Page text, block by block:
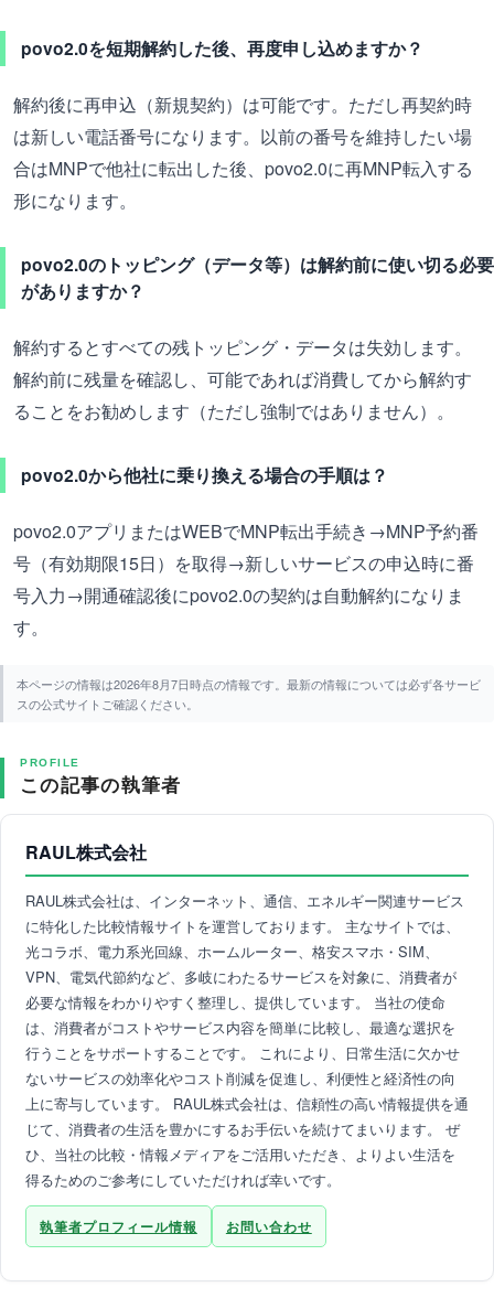
povo2.0を短期解約した後、再度申し込めますか？
解約後に再申込（新規契約）は可能です。ただし再契約時
は新しい電話番号になります。以前の番号を維持したい場
合はMNPで他社に転出した後、povo2.0に再MNP転入する
形になります。
povo2.0のトッピング（データ等）は解約前に使い切る必要
がありますか？
解約するとすべての残トッピング・データは失効します。
解約前に残量を確認し、可能であれば消費してから解約す
ることをお勧めします（ただし強制ではありません）。
povo2.0から他社に乗り換える場合の手順は？
povo2.0アプリまたはWEBでMNP転出手続き→MNP予約番
号（有効期限15日）を取得→新しいサービスの申込時に番
号入力→開通確認後にpovo2.0の契約は自動解約になりま
す。
本ページの情報は2026年8月7日時点の情報です。最新の情報については必ず各サービ
スの公式サイトご確認ください。
PROFILE
この記事の執筆者
RAUL株式会社
RAUL株式会社は、インターネット、通信、エネルギー関連サービス
に特化した比較情報サイトを運営しております。 主なサイトでは、
光コラボ、電力系光回線、ホームルーター、格安スマホ・SIM、
VPN、電気代節約など、多岐にわたるサービスを対象に、消費者が
必要な情報をわかりやすく整理し、提供しています。 当社の使命
は、消費者がコストやサービス内容を簡単に比較し、最適な選択を
行うことをサポートすることです。 これにより、日常生活に欠かせ
ないサービスの効率化やコスト削減を促進し、利便性と経済性の向
上に寄与しています。 RAUL株式会社は、信頼性の高い情報提供を通
じて、消費者の生活を豊かにするお手伝いを続けてまいります。 ぜ
ひ、当社の比較・情報メディアをご活用いただき、よりよい生活を
得るためのご参考にしていただければ幸いです。
執筆者プロフィール情報 お問い合わせ